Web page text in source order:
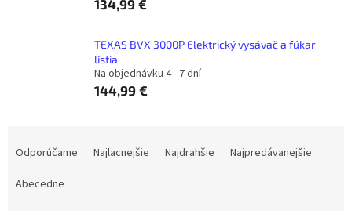
134,99 €
TEXAS BVX 3000P Elektrický vysávač a fúkar
lístia
Na objednávku 4 - 7 dní
144,99 €
Odporúčame Najlacnejšie Najdrahšie
Najpredávanejšie
Abecedne